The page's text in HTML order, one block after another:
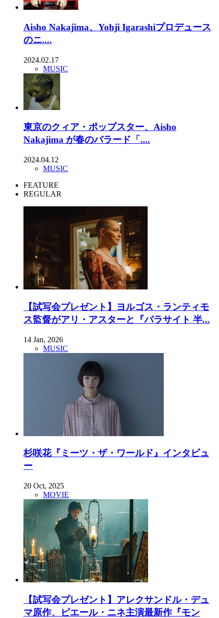
Aisho Nakajima、Yohji Igarashiプロデュース
のニ....
2024.02.17
MUSIC
東京のクィア・ポップスター、Aisho
Nakajima が春のバラード「....
2024.04.12
MUSIC
FEATURE
REGULAR
【試写会プレゼント】ヨルゴス・ランティモ
ス監督がアリ・アスターと『パラサイト 半...
14 Jan, 2026
MUSIC
杉咲花『ミーツ・ザ・ワールド』インタビュ
ー
20 Oct, 2025
MOVIE
【試写会プレゼント】アレクサンドル・デュ
マ原作、ピエール・ニネ主演最新作『モン